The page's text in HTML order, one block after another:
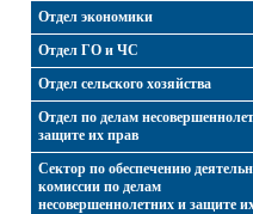
Отдел экономики
Отдел ГО и ЧС
Отдел сельского хозяйства
Отдел по делам
защите их прав
Сектор по обеспечению
комиссии по делам
несовершеннолетних и защите